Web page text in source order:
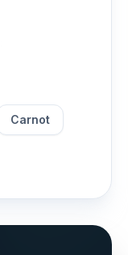
Carnot